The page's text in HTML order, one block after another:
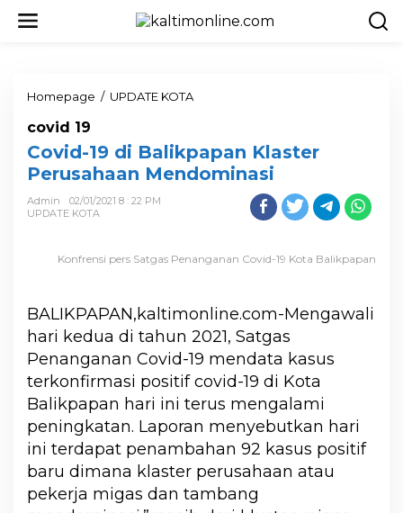
Homepage / UPDATE KOTA
covid 19
Covid-19 di Balikpapan Klaster
Perusahaan Mendominasi
Admin
02/01/2021 8 : 22 PM
UPDATE KOTA
Konfrensi pers Satgas Penanganan Covid-19 Kota Balikpapan
BALIKPAPAN,kaltimonline.com-Mengawali
hari kedua di tahun 2021, Satgas
Penanganan Covid-19 mendata kasus
terkonfirmasi positif covid-19 di Kota
Balikpapan hari ini terus mengalami
peningkatan. Laporan menyebutkan hari
ini terdapat penambahan 92 kasus positif
baru dimana klaster perusahaan atau
pekerja migas dan tambang